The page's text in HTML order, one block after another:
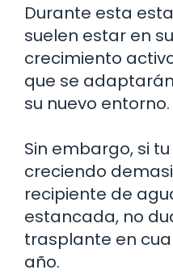
Durante esta
suelen estar en
crecimiento
que se
su nuevo entorno.
Sin embargo, si
creciendo
recipiente de
estancada, no
trasplante en
año.